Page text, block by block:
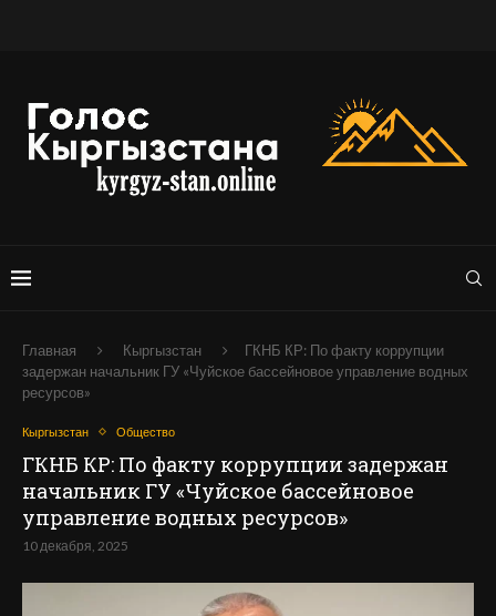
Главная Кыргызстан
ГКНБ КР: По факту коррупции
задержан начальник ГУ «Чуйское бассейновое управление водных
ресурсов»
Кыргызстан Общество
ГКНБ КР: По факту коррупции задержан
начальник ГУ «Чуйское бассейновое
управление водных ресурсов»
10 декабря, 2025